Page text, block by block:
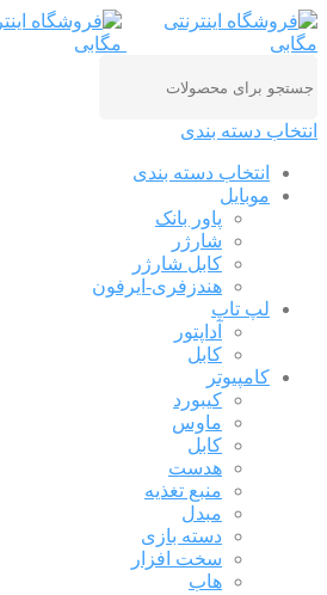
انتخاب دسته بندی
انتخاب دسته بندی
موبایل
پاور بانک
شارژر
کابل شارژر
هندزفری-ایرفون
لپ تاپ
آداپتور
کابل
کامپیوتر
کیبورد
ماوس
کابل
هدست
منبع تغذیه
مبدل
دسته بازی
سخت افزار
هاب